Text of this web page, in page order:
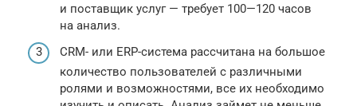
и поставщик услуг — требует 100—120 часов
на анализ.
CRM- или ERP-система рассчитана на большое
количество пользователей с различными
ролями и возможностями, все их необходимо